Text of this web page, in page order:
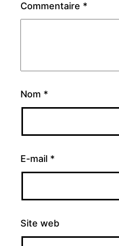
Commentaire *
Nom *
E-mail *
Site web